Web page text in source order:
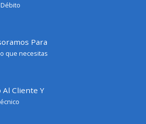
Para
que necesitas
Al Cliente Y